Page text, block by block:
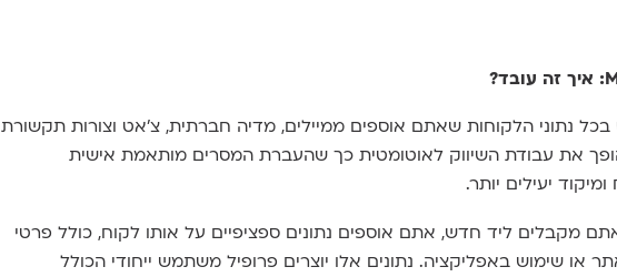
איך זה עובד?
נתוני הלקוחות שאתם אוספים ממיילים, מדיה חברתית, צ'אט וצורות תקשורת
את עבודת השיווק לאוטומטית כך שהעברת המסרים מותאמת אישית
יעילים יותר.
מקבלים ליד חדש, אתם אוספים נתונים ספציפיים על אותו לקוח, כולל פרטי
או שימוש באפליקציה. נתונים אלו יוצרים פרופיל משתמש ייחודי הכולל